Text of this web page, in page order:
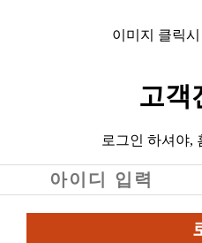
이미지 클릭
고객
로그인 하셔야,